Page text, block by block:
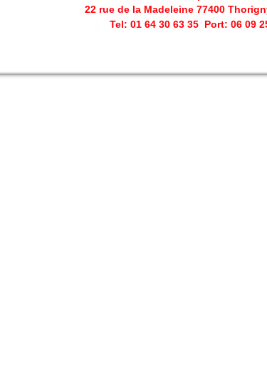
22 rue de la Madeleine 77400
Tel: 01 64 30 63 35 Port: 06 09